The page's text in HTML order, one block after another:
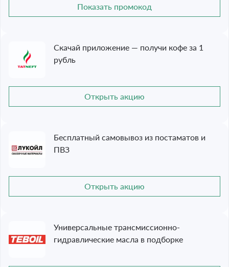
Показать промокод
Скачай приложение — получи кофе за 1
рубль
Открыть акцию
Бесплатный самовывоз из постаматов и
ПВЗ
Открыть акцию
Универсальные трансмиссионно-
гидравлические масла в подборке